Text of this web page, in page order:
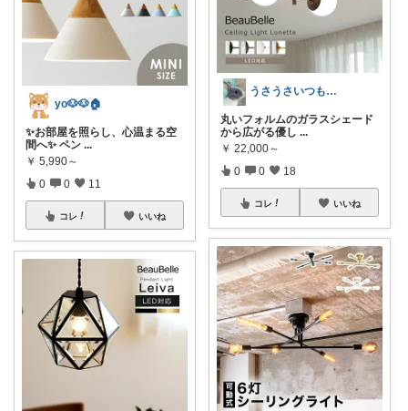
yo🐶🐶🏠
✨お部屋を照らし、心温まる空
間へ✨ ペン ...
￥ 5,990～
0 0 11
コレ いいね
うさうさいつもご訪問ありがとうです🐰✨
丸いフォルムのガラスシェード
から広がる優し ...
￥ 22,000～
0 0 18
コレ いいね